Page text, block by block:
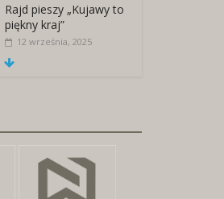
Rajd pieszy „Kujawy to
piękny kraj”
12 września, 2025
25 kwietnia, 2026